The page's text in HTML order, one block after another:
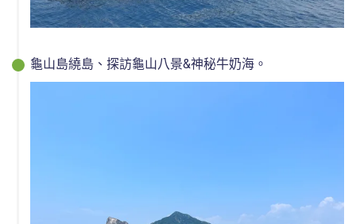
龜山島繞島、探訪龜山八景&神秘牛奶海。